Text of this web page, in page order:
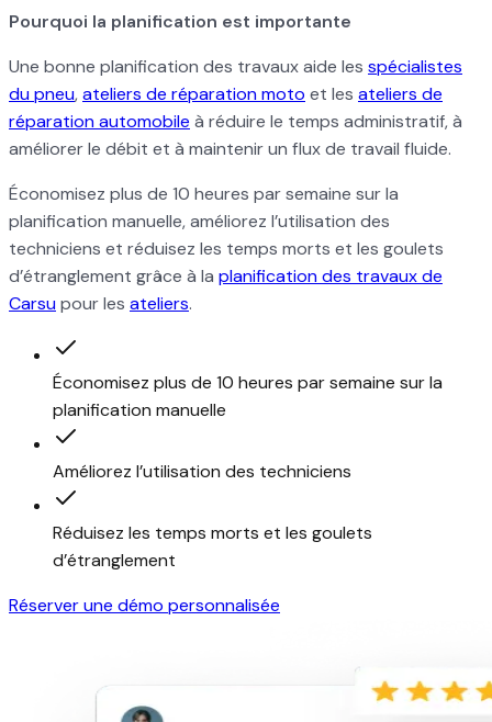
Pourquoi la planification est importante
Une bonne planification des travaux aide les spécialistes
du pneu,ateliers de réparation moto et les ateliers de
réparation automobile à réduire le temps administratif, à
améliorer le débit et à maintenir un flux de travail fluide.
Économisez plus de 10 heures par semaine sur la
planification manuelle, améliorez l’utilisation des
techniciens et réduisez les temps morts et les goulets
d’étranglement grâce à la planification des travaux de
Carsupour les ateliers.
Économisez plus de 10 heures par semaine sur la
planification manuelle
Améliorez l’utilisation des techniciens
Réduisez les temps morts et les goulets
d’étranglement
Réserver une démo personnalisée